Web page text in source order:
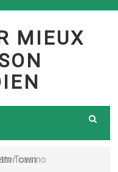
MIEUX
Town
casino